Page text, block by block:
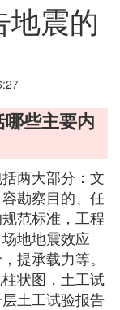
震的
些主要内
两大部分：文
勘察目的、任
范标准，工程
地地震效应
提承载力等。
状图，土工试
土工试验报告